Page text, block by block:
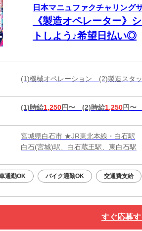
日本マニュファクチャリング
《製造オペレーター》
トしよう♪希望日払い◎
(1)機械オペレーション (2)製造スタ
(1)時給1,250円〜 (2)時給1,250円〜
宮城県白石市 ★JR東北本線・白石駅
白石(宮城)駅、白石蔵王駅、東白石駅
通勤OK バイク通勤OK 交通費支給
すぐ応募す